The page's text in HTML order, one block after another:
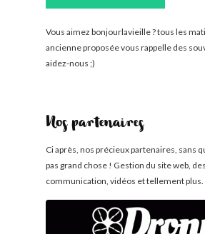
Vous aimez bonjourlavieille ? tous les
ancienne proposée vous rappelle des
aidez-nous ;)
Nos partenaires
Ci après, nos précieux partenaires, sans
pas grand chose ! Gestion du site web,
communication, vidéos et tellement plus.